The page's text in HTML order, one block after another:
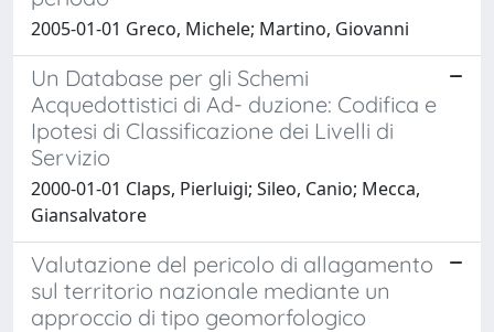
2005-01-01 Greco, Michele; Martino, Giovanni
Un Database per gli Schemi
Acquedottistici di Ad- duzione: Codifica e
Ipotesi di Classificazione dei Livelli di
Servizio
2000-01-01 Claps, Pierluigi; Sileo, Canio; Mecca,
Giansalvatore
Valutazione del pericolo di allagamento
sul territorio nazionale mediante un
approccio di tipo geomorfologico